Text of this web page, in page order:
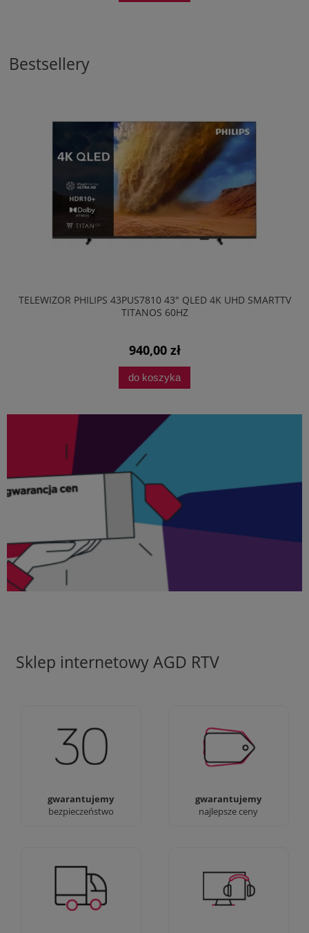
Bestsellery
TELEWIZOR PHILIPS 43PUS7810 43" QLED 4K UHD SMARTTV
TITANOS 60HZ
940,00 zł
do koszyka
Sklep internetowy AGD RTV
gwarantujemy
bezpieczeństwo
Jesteśmy firmą z 30-
gwarantujemy
najlepsze ceny
Ciężko pracujemy aby
zapewnić najlepsze
90% dostaw następnego
dnia, bez dopłat!
Jesteśmy prawdziwi :)
możesz przyjść i